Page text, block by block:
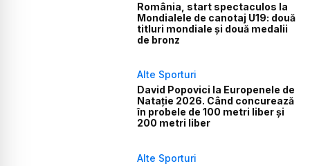
România, start spectaculos la
Mondialele de canotaj U19: două
titluri mondiale și două medalii
de bronz
Alte Sporturi
David Popovici la Europenele de
Natație 2026. Când concurează
în probele de 100 metri liber și
200 metri liber
Alte Sporturi